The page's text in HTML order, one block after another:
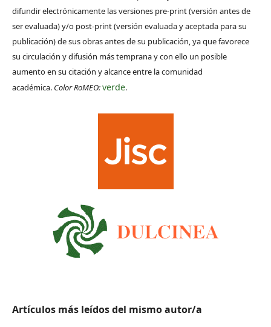
difundir electrónicamente las versiones pre-print (versión antes de
ser evaluada) y/o post-print (versión evaluada y aceptada para su
publicación) de sus obras antes de su publicación, ya que favorece
su circulación y difusión más temprana y con ello un posible
aumento en su citación y alcance entre la comunidad
académica. Color RoMEO:verde.
Artículos más leídos del mismo autor/a